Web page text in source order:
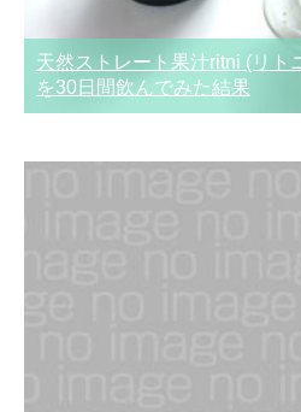
天然ストレート果汁ritni (リト
を30日間飲んでみた結果